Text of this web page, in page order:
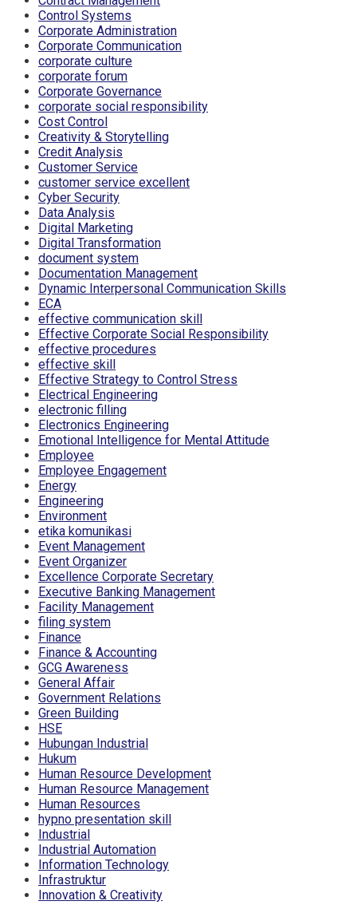
Control Systems
Corporate Administration
Corporate Communication
corporate culture
corporate forum
Corporate Governance
corporate social responsibility
Cost Control
Creativity & Storytelling
Credit Analysis
Customer Service
customer service excellent
Cyber Security
Data Analysis
Digital Marketing
Digital Transformation
document system
Documentation Management
Dynamic Interpersonal Communication Skills
ECA
effective communication skill
Effective Corporate Social Responsibility
effective procedures
effective skill
Effective Strategy to Control Stress
Electrical Engineering
electronic filling
Electronics Engineering
Emotional Intelligence for Mental Attitude
Employee
Employee Engagement
Energy
Engineering
Environment
etika komunikasi
Event Management
Event Organizer
Excellence Corporate Secretary
Executive Banking Management
Facility Management
filing system
Finance
Finance & Accounting
GCG Awareness
General Affair
Government Relations
Green Building
HSE
Hubungan Industrial
Hukum
Human Resource Development
Human Resource Management
Human Resources
hypno presentation skill
Industrial
Industrial Automation
Information Technology
Infrastruktur
Innovation & Creativity